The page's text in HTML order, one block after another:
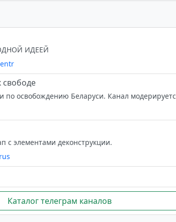
ИДЕЕЙ
с элементами деконструкции.
Каталог телеграм каналов